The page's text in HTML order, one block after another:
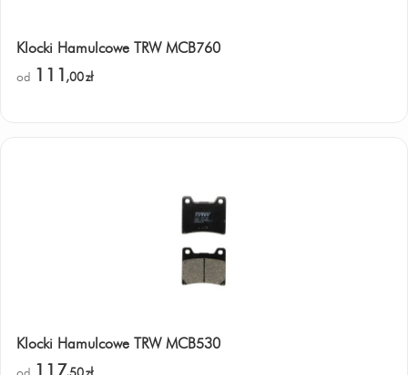
Klocki Hamulcowe TRW MCB760
od 111 ,00zł
Klocki Hamulcowe TRW MCB530
117